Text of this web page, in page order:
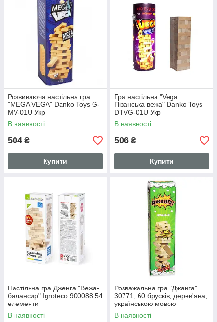
Розвиваюча настільна гра
"MEGA VEGA" Danko Toys G-
MV-01U Укр
В наявності
504 ₴
Купити
Гра настільна "Vega
Пізанська вежа" Danko Toys
DTVG-01U Укр
В наявності
506 ₴
Купити
Настільна гра Дженга "Вежа-
балансир" Igroteco 900088 54
елементи
В наявності
Розважальна гра "Джанга"
30771, 60 брусків, дерев'яна,
українською мовою
В наявності